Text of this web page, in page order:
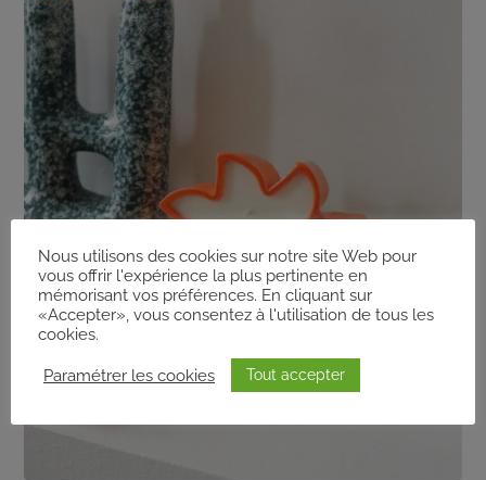
Nous utilisons des cookies sur notre site Web pour
vous offrir l'expérience la plus pertinente en
mémorisant vos préférences. En cliquant sur
«Accepter», vous consentez à l'utilisation de tous les
cookies.
Paramétrer les cookies Tout accepter